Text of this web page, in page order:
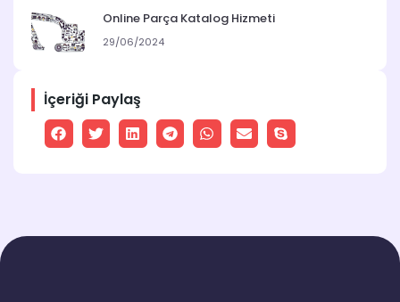
Online Parça Katalog Hizmeti
29/06/2024
İçeriği Paylaş